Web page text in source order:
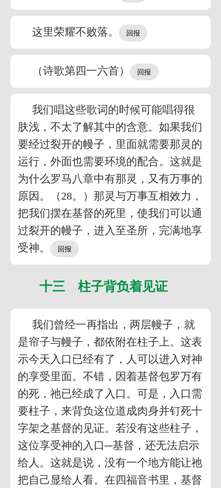
这里荣耀不败落。
（诗歌第四一六首）
我们唱这些歌词的时候可能唱得很
肤浅，不太了解其中的含意。如果我们
要经过裂开的幔子，里面就需要那灵的
运行，外面也需要环境的配合。这就是
为什么罗马八章中有那灵，又有万事的
原因。（28。）那灵与万事互相效力，
把我们摆在基督的死里，使我们可以通
过裂开的幔子，进入至圣所，完满地享
受神。
十三 柱子背负着见证
我们曾经一再指出，两层幔子，就
是帘子与幔子，都依附在柱子上。这表
示今天入口已经有了，人可以进入对神
的享受里面。不错，因着基督包罗万有
的死，祂已经成了入口。可是，入口需
要柱子，来背负这位道成肉身并钉死十
字架之基督的见证。若没有这些柱子，
这位享受神的入口─基督，还无法启示
给人。这就是说，没有一个地方能让祂
把自己显给人看。在四福音书里，基督